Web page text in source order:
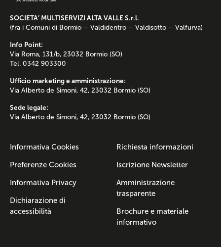
SOCIETA’ MULTISERVIZI ALTA VALLE S.r.l.
(fra i Comuni di Bormio – Valdidentro – Valdisotto – Valfurva)
Info Point:
Via Roma, 131/b, 23032 Bormio (SO)
Tel. 0342 903300
Ufficio marketing e amministrazione:
Via Alberto de Simoni, 42, 23032 Bormio (SO)
Sede legale:
Via Alberto de Simoni, 42, 23032 Bormio (SO)
Informativa Cookies
Preferenze Cookies
Informativa Privacy
Dichiarazione di
accessibilità
Richiesta informazioni
Iscrizione Newsletter
Amministrazione
trasparente
Brochure e materiale
informativo